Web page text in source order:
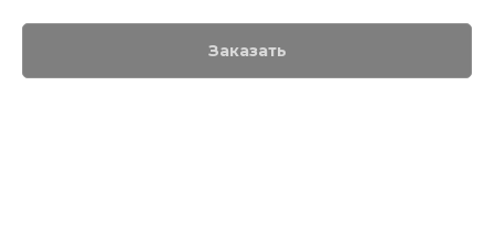
Заказать